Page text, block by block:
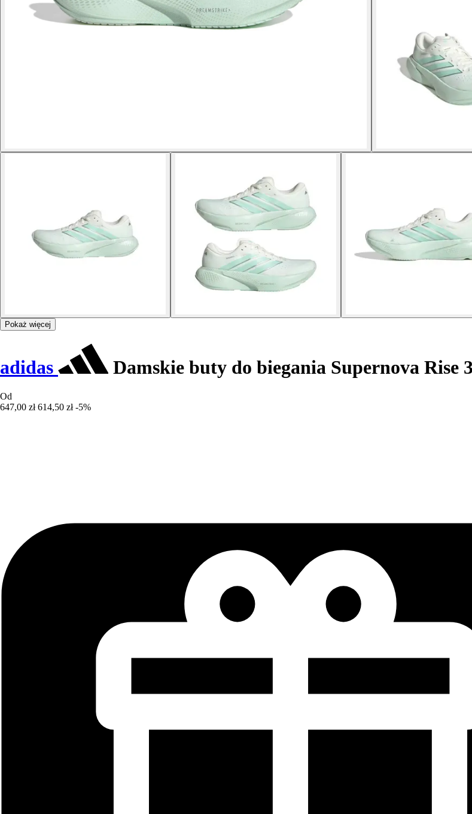
Pokaż więcej
adidas Damskie buty do biegania Supernova Rise 3
Od
647,00 zł 614,50 zł -5%